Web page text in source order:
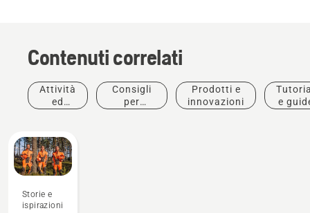
Contenuti correlati
Attività
ed
Consigli
per
Prodotti e
innovazioni
e
Storie e
ispirazioni